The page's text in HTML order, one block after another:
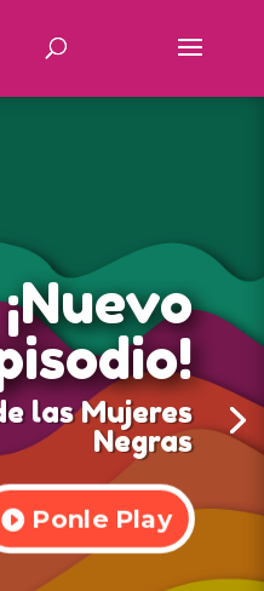
¡Nuevo
las Mujeres
Negras
Ponle Play